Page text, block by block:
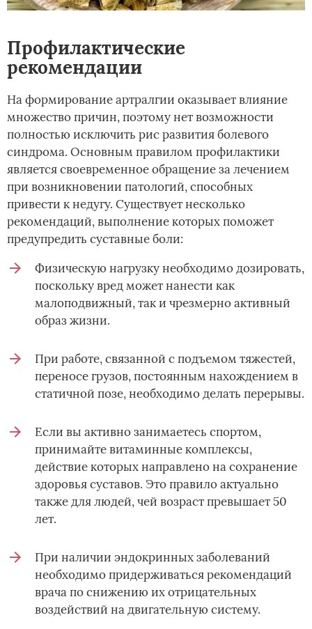
Профилактические
рекомендации
На формирование артралгии оказывает влияние
множество причин, поэтому нет возможности
полностью исключить рис развития болевого
синдрома. Основным правилом профилактики
является своевременное обращение за лечением
при возникновении патологий, способных
привести к недугу. Существует несколько
рекомендаций, выполнение которых поможет
предупредить суставные боли:
Физическую нагрузку необходимо дозировать,
поскольку вред может нанести как
малоподвижный, так и чрезмерно активный
образ жизни.
При работе, связанной с подъемом тяжестей,
переносе грузов, постоянным нахождением в
статичной позе, необходимо делать перерывы.
Если вы активно занимаетесь спортом,
принимайте витаминные комплексы,
действие которых направлено на сохранение
здоровья суставов. Это правило актуально
также для людей, чей возраст превышает 50
лет.
При наличии эндокринных заболеваний
необходимо придерживаться рекомендаций
врача по снижению их отрицательных
воздействий на двигательную систему.